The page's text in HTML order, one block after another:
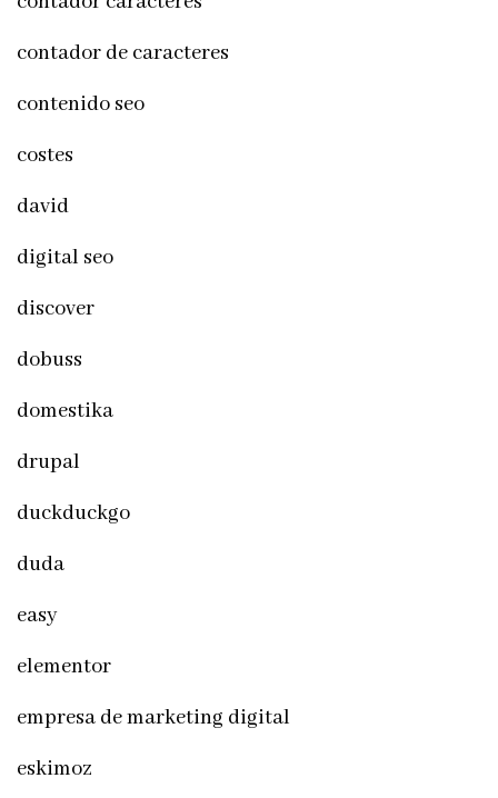
contador de caracteres
contenido seo
costes
david
digital seo
discover
dobuss
domestika
drupal
duckduckgo
duda
easy
elementor
empresa de marketing digital
eskimoz